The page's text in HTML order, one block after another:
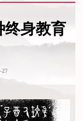
终身教育
27